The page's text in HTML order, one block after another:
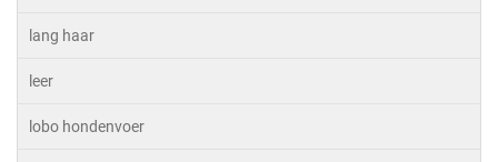
lang haar
leer
lobo hondenvoer